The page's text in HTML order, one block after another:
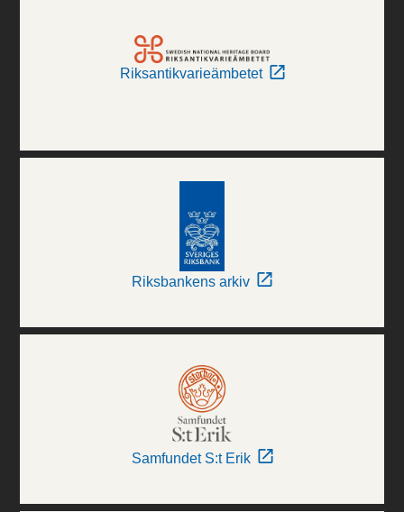
Riksantikvarieämbetet
Riksbankens arkiv
Samfundet S:t Erik